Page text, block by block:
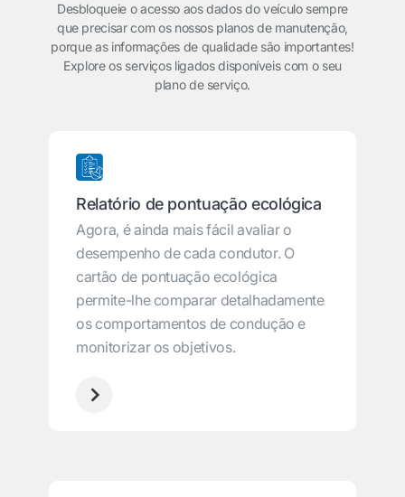
Desbloqueie o acesso aos dados do veículo sempre
que precisar com os nossos planos de manutenção,
porque as informações de qualidade são importantes!
Explore os serviços ligados disponíveis com o seu
plano de serviço.
Relatório de pontuação ecológica
Agora, é ainda mais fácil avaliar o
desempenho de cada condutor. O
cartão de pontuação ecológica
permite-lhe comparar detalhadamente
os comportamentos de condução e
monitorizar os objetivos.